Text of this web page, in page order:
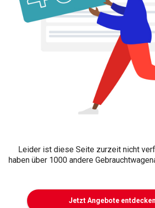
Leider ist diese Seite zurzeit nicht
haben über 1000 andere
Jetzt Angebote entdecken